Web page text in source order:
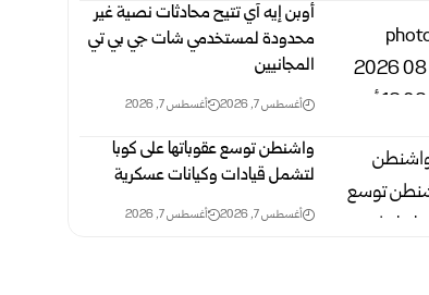
أوبن إيه آي تتيح محادثات نصية غير
محدودة لمستخدمي شات جي بي تي
المجانيين
أغسطس 7, 2026 أغسطس 7, 2026
واشنطن توسع عقوباتها على كوبا
لتشمل قيادات وكيانات عسكرية
أغسطس 7, 2026 أغسطس 7, 2026